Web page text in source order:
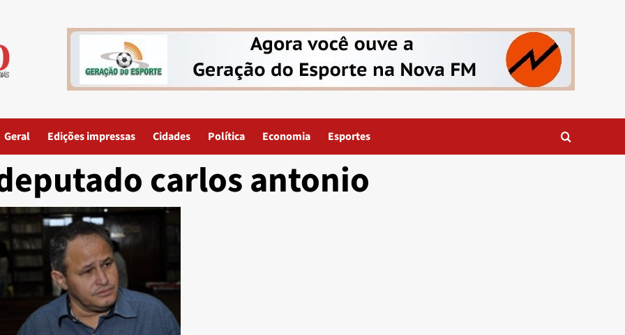
Geral Edições impressas Cidades Política Economia Esportes
carlos antonio